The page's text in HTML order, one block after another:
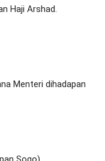
Haji Arshad.
Menteri dihadapan